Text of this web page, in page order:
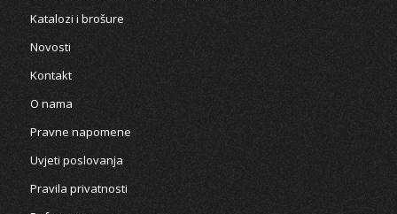
Katalozi i brošure
Novosti
Kontakt
O nama
Pravne napomene
Uvjeti poslovanja
Pravila privatnosti